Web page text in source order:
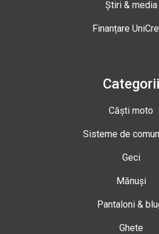
Știri & media
Finanțare
Categorii
Căști moto
Sisteme de
Geci
Mănuși
Pantaloni &
Ghete